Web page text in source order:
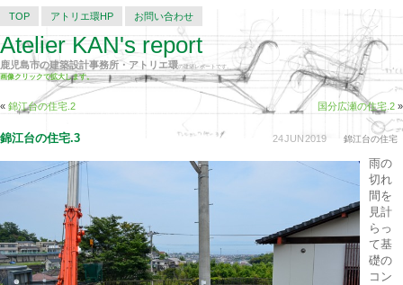
TOP アトリエ環HP お問い合わせ
Atelier KAN's report
鹿児島市の建築設計事務所・アトリエ環の建築レポートです。
画像クリックで拡大します。
« 錦江台の住宅.2 国分広瀬の住宅.2 »
24JUN2019 錦江台の住宅
錦江台の住宅.3
雨の
切れ
間を
見計
らっ
て基
礎の
コン